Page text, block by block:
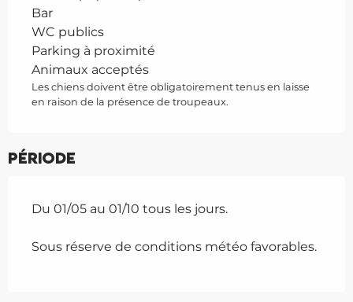
Bar
WC publics
Parking à proximité
Animaux acceptés
Les chiens doivent être obligatoirement tenus en laisse
en raison de la présence de troupeaux.
Période
Du 01/05 au 01/10 tous les jours.
Sous réserve de conditions météo favorables.